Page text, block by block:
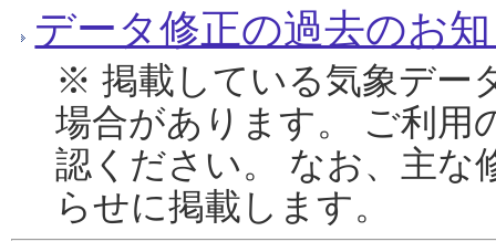
データ修正の過去のお
※ 掲載している気象デー
場合があります。 ご利用
認ください。 なお、主な
らせに掲載します。